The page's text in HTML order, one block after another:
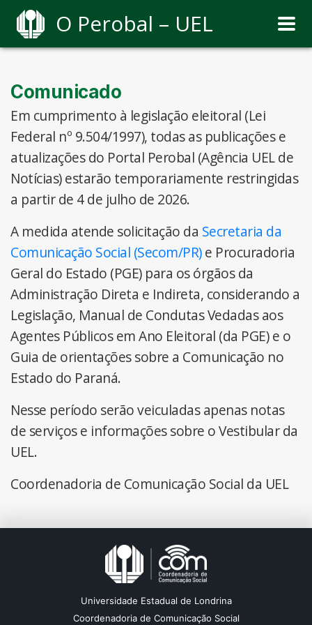
O Perobal – UEL
Comunicado
Em cumprimento à legislação eleitoral (Lei
Federal nº 9.504/1997), todas as publicações e
atualizações do Portal Perobal (Agência UEL de
Notícias) estarão temporariamente restringidas
a partir de 4 de julho de 2026.
A medida atende solicitação da Secretaria da
Comunicação Social (Secom/PR)e Procuradoria
Geral do Estado (PGE) para os órgãos da
Administração Direta e Indireta, considerando a
Legislação, Manual de Condutas Vedadas aos
Agentes Públicos em Ano Eleitoral (da PGE) e o
Guia de orientações sobre a Comunicação no
Estado do Paraná.
Nesse período serão veiculadas apenas notas
de serviços e informações sobre o Vestibular da
UEL.
Coordenadoria de Comunicação Social da UEL
Universidade Estadual de Londrina
Coordenadoria de Comunicação Social